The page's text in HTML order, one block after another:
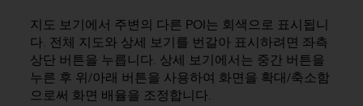
지도 보기에서 주변의 다른 POI는 회색으로 표시됩니
다. 전체 지도와 상세 보기를 번갈아 표시하려면 좌측
상단 버튼을 누릅니다. 상세 보기에서는 중간 버튼을
누른 후 위/아래 버튼을 사용하여 화면을 확대/축소함
으로써 화면 배율을 조정합니다.